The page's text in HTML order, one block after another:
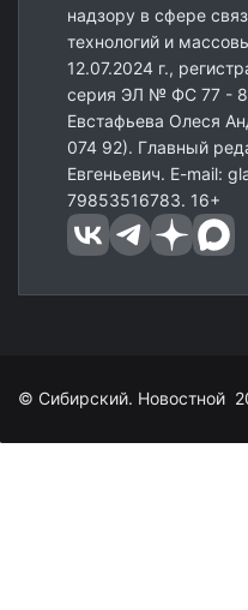
надзору в сфере
технологий и
12.07.2024 г.,
серия ЭЛ № ФС 77 -
Евстафьева Олеся
074 92). Главный
Евгеньевич. E-mail:
79853516783. 16+
© Сибирский. Новостной